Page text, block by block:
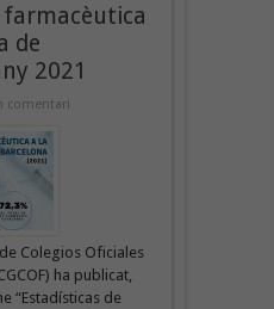
de
2021
comentari
Colegios Oficiales
ha publicat,
“Estadísticas de